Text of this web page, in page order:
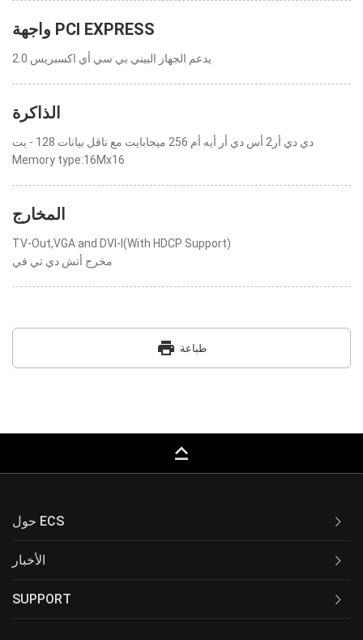
واجهة PCI EXPRESS
يدعم الجهاز البيني بي سي أي اكسبريس 2.0
الذاكرة
دي دي أر2 أس دي أر أيه أم 256 ميجابايت مع ناقل بيانات 128 - بت
Memory type:16Mx16
المخارج
TV-Out,VGA and DVI-I(With HDCP Support)
مخرج أتش دي تي في
print طباعة
keyboard_capslock
حول ECS
الأخبار
SUPPORT